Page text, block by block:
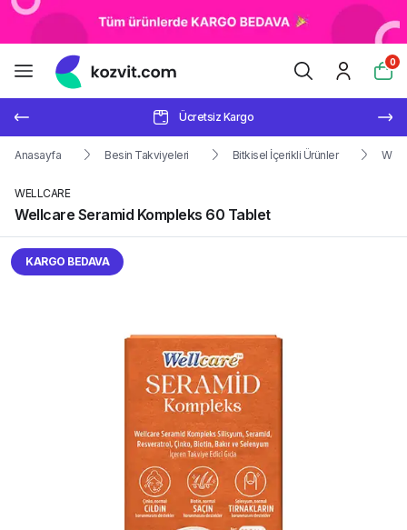
0
Ücretsiz Kargo
Anasayfa Besin Takviyeleri Bitkisel İçerikli Ürünler
WELLCARE
Wellcare Seramid Kompleks 60 Tablet
KARGO BEDAVA